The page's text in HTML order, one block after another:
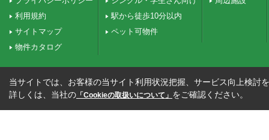
利用規約
サイトマップ
物件カタログ
駅から徒歩10分以内
ペット可物件
当サイトでは、お客様の当サイト利用状況把握、サービス向上検討
詳しくは、当社の 「Cookieの取扱いについて」 をご確認ください。